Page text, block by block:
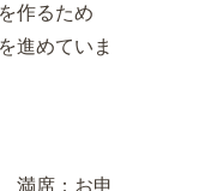
作るため
進めていま
満席：お申